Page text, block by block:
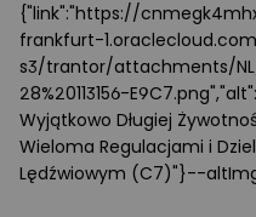
{"link":"https://
frankfurt-
s3/trantor/attachments/
28%20113156-
Wyjątkowo Długiej
Wieloma Regulacjami i
Lędźwiowym (C7)"}--